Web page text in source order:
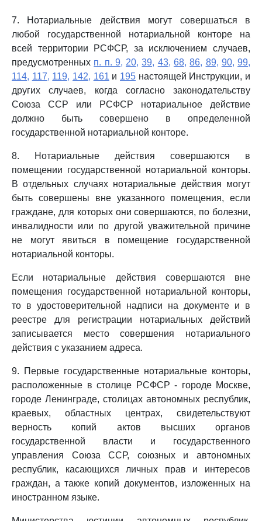
7. Нотариальные действия могут совершаться в
любой государственной нотариальной конторе на
всей территории РСФСР, за исключением случаев,
предусмотренных п. п. 9, 20, 39, 43, 68, 86, 89, 90, 99,
114, 117, 119, 142, 161 и 195 настоящей Инструкции, и
других случаев, когда согласно законодательству
Союза ССР или РСФСР нотариальное действие
должно быть совершено в определенной
государственной нотариальной конторе.
8. Нотариальные действия совершаются в
помещении государственной нотариальной конторы.
В отдельных случаях нотариальные действия могут
быть совершены вне указанного помещения, если
граждане, для которых они совершаются, по болезни,
инвалидности или по другой уважительной причине
не могут явиться в помещение государственной
нотариальной конторы.
Если нотариальные действия совершаются вне
помещения государственной нотариальной конторы,
то в удостоверительной надписи на документе и в
реестре для регистрации нотариальных действий
записывается место совершения нотариального
действия с указанием адреса.
9. Первые государственные нотариальные конторы,
расположенные в столице РСФСР - городе Москве,
городе Ленинграде, столицах автономных республик,
краевых, областных центрах, свидетельствуют
верность копий актов высших органов
государственной власти и государственного
управления Союза ССР, союзных и автономных
республик, касающихся личных прав и интересов
граждан, а также копий документов, изложенных на
иностранном языке.